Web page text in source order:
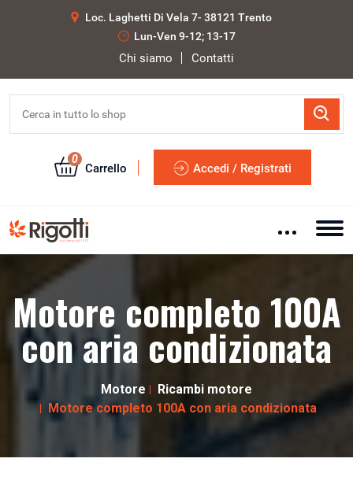
Loc. Laghetti Di Vela 7- 38121 Trento
Lun-Ven 9-12; 13-17
Chi siamo Contatti
0
Carrello Accedi / Registrati
Motore completo 100A
con aria condizionata
Motore
Ricambi motore
Motore completo 100A con aria condizionata